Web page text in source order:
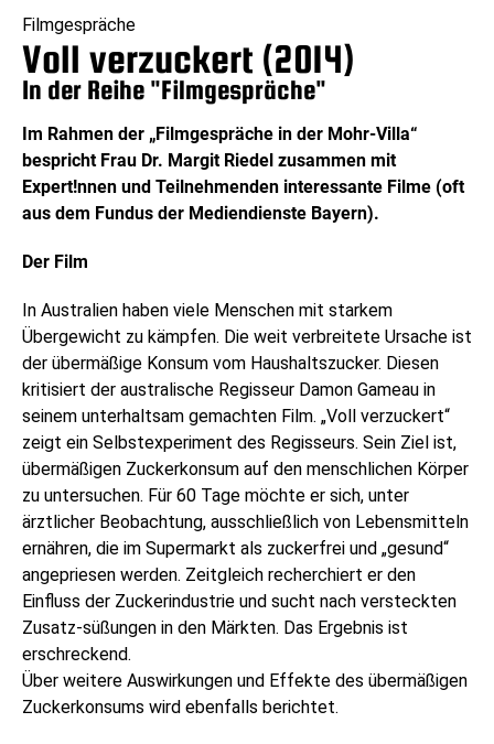
Filmgespräche
Voll verzuckert (2014)
In der Reihe "Filmgespräche"
Im Rahmen der „Filmgespräche in der Mohr-Villa“
bespricht Frau Dr. Margit Riedel zusammen mit
Expert!nnen und Teilnehmenden interessante Filme (oft
aus dem Fundus der Mediendienste Bayern).
Der Film
In Australien haben viele Menschen mit starkem
Übergewicht zu kämpfen. Die weit verbreitete Ursache ist
der übermäßige Konsum vom Haushaltszucker. Diesen
kritisiert der australische Regisseur Damon Gameau in
seinem unterhaltsam gemachten Film. „Voll verzuckert“
zeigt ein Selbstexperiment des Regisseurs. Sein Ziel ist,
übermäßigen Zuckerkonsum auf den menschlichen Körper
zu untersuchen. Für 60 Tage möchte er sich, unter
ärztlicher Beobachtung, ausschließlich von Lebensmitteln
ernähren, die im Supermarkt als zuckerfrei und „gesund“
angepriesen werden. Zeitgleich recherchiert er den
Einfluss der Zuckerindustrie und sucht nach versteckten
Zusatz-süßungen in den Märkten. Das Ergebnis ist
erschreckend.
Über weitere Auswirkungen und Effekte des übermäßigen
Zuckerkonsums wird ebenfalls berichtet.